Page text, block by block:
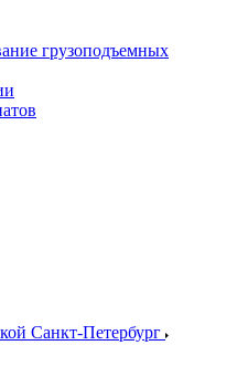
грузоподъемных
Санкт-Петербург